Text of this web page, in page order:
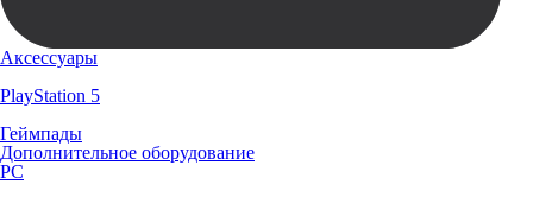
Аксессуары
PlayStation 5
Геймпады
Дополнительное оборудование
PC